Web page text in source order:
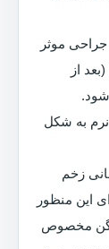
موثر
از
شود.
به شکل
زخم
این منظور
لگن مخصوص